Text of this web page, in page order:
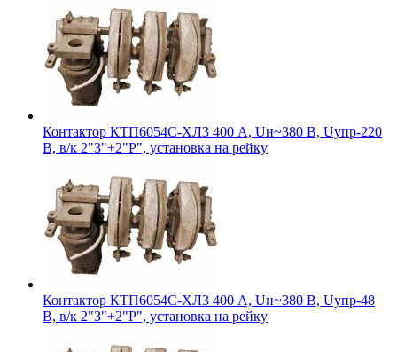
Контактор КТП6054С-ХЛ3 400 А, Uн~380 В, Uупр-220
В, в/к 2"З"+2"Р", установка на рейку
Контактор КТП6054С-ХЛ3 400 А, Uн~380 В, Uупр-48
В, в/к 2"З"+2"Р", установка на рейку